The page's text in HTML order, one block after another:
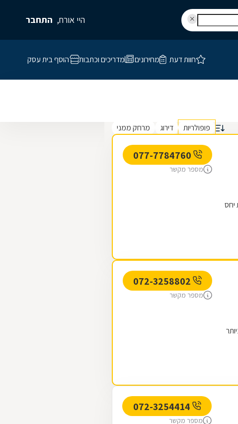
היי אורח, התחבר
חוות דעת מחירונים מדריכים וכתבות הוסף בית עסק
פופולריות דירוג מרחק ממני
יחס
מספר מקשר
מספר מקשר
מספר מקשר